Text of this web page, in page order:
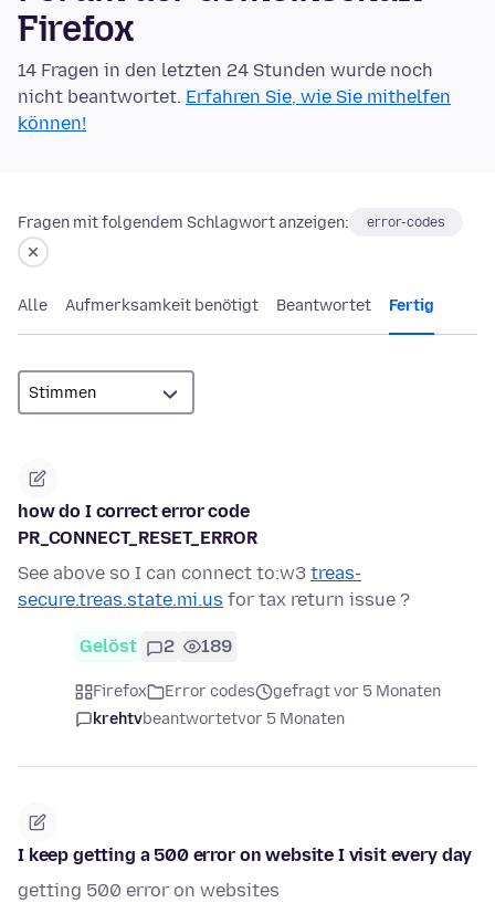
Firefox
14 Fragen in den letzten 24 Stunden wurde noch
nicht beantwortet. Erfahren Sie, wie Sie mithelfen
können!
Fragen mit folgendem Schlagwort anzeigen: error-codes
Alle Aufmerksamkeit benötigt Beantwortet Fertig
how do I correct error code
PR_CONNECT_RESET_ERROR
See above so I can connect to:w3 treas-
secure.treas.state.mi.us for tax return issue ?
Gelöst 2 189
Firefox Error codes
gefragt vor 5 Monaten
krehtvbeantwortetvor 5 Monaten
I keep getting a 500 error on website I visit every day
getting 500 error on websites